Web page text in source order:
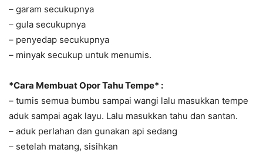
– garam secukupnya
– gula secukupnya
– penyedap secukupnya
– minyak secukup untuk menumis.
*Cara Membuat Opor Tahu Tempe* :
– tumis semua bumbu sampai wangi lalu masukkan tempe
aduk sampai agak layu. Lalu masukkan tahu dan santan.
– aduk perlahan dan gunakan api sedang
– setelah matang, sisihkan